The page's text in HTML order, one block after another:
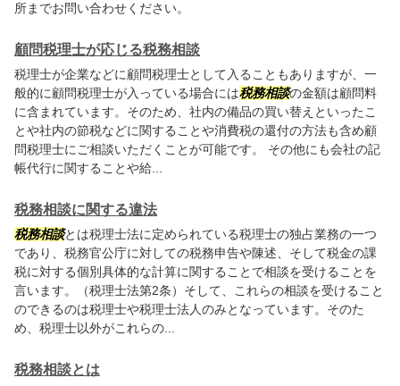
所までお問い合わせください。
顧問税理士が応じる税務相談
税理士が企業などに顧問税理士として入ることもありますが、一
般的に顧問税理士が入っている場合には税務相談の金額は顧問料
に含まれています。そのため、社内の備品の買い替えといったこ
とや社内の節税などに関することや消費税の還付の方法も含め顧
問税理士にご相談いただくことが可能です。 その他にも会社の記
帳代行に関することや給...
税務相談に関する違法
税務相談とは税理士法に定められている税理士の独占業務の一つ
であり、税務官公庁に対しての税務申告や陳述、そして税金の課
税に対する個別具体的な計算に関することで相談を受けることを
言います。（税理士法第2条）そして、これらの相談を受けること
のできるのは税理士や税理士法人のみとなっています。そのた
め、税理士以外がこれらの...
税務相談とは